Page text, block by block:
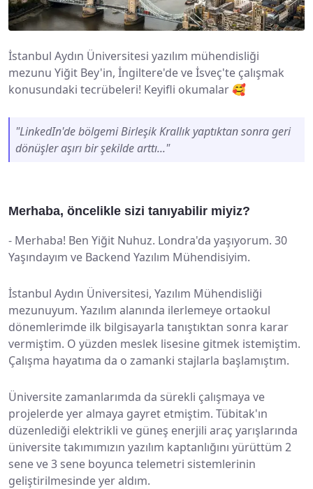
İstanbul Aydın Üniversitesi yazılım mühendisliği
mezunu Yiğit Bey'in, İngiltere'de ve İsveç'te çalışmak
konusundaki tecrübeleri! Keyifli okumalar 🥰
"LinkedIn'de bölgemi Birleşik Krallık yaptıktan sonra geri
dönüşler aşırı bir şekilde arttı..."
Merhaba, öncelikle sizi tanıyabilir miyiz?
- Merhaba! Ben Yiğit Nuhuz. Londra'da yaşıyorum. 30
Yaşındayım ve Backend Yazılım Mühendisiyim.
İstanbul Aydın Üniversitesi, Yazılım Mühendisliği
mezunuyum. Yazılım alanında ilerlemeye ortaokul
dönemlerimde ilk bilgisayarla tanıştıktan sonra karar
vermiştim. O yüzden meslek lisesine gitmek istemiştim.
Çalışma hayatıma da o zamanki stajlarla başlamıştım.
Üniversite zamanlarımda da sürekli çalışmaya ve
projelerde yer almaya gayret etmiştim. Tübitak'ın
düzenlediği elektrikli ve güneş enerjili araç yarışlarında
üniversite takımımızın yazılım kaptanlığını yürüttüm 2
sene ve 3 sene boyunca telemetri sistemlerinin
geliştirilmesinde yer aldım.